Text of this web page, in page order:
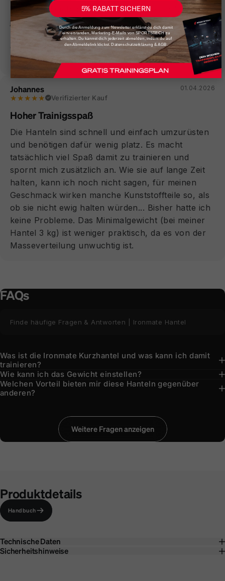
Klicks stelle ich die Gewichte ein, die ich für mein
jeweiliges Training brauche. Einfacher geht es
nicht. Wir haben sogar noch ein weiteres bestellt,
damit man nicht mal mehr umgreifen braucht.
Tolle Qualität und toller Service
Johannes
★★★★★ Verifizierter Kauf
01.04.2026
Hoher Trainigsspaß
Die Hanteln sind schnell und einfach umzurüsten
und benötigen dafür wenig platz. Es macht
tatsächlich viel Spaß damit zu trainieren und
spornt mich zusätzlich an. Wie sie auf lange Zeit
halten, kann ich noch nicht sagen, für meinen
Geschmack wirken manche Kunststoffteile so, als
ob sie nicht ewig halten würden... Bisher hatte ich
keine Probleme. Das Minimalgewicht (bei meiner
Hantel 3 kg) ist weniger praktisch, da es von der
Masseverteilung unwuchtig ist.
FAQs
Finde häufige Fragen & Antworten | Ironmate Hantel
Was ist die Ironmate Kurzhantel und was kann ich damit
trainieren?
Wie kann ich das Gewicht einstellen?
Welchen Vorteil bieten mir diese Hanteln gegenüber
anderen?
Weitere Fragen anzeigen
Produktdetails
Handbuch
Technische Daten
Sicherheitshinweise
5% RABATT SICHERN
Durch die Anmeldung zum Newsletter erklärst du dich damit
einverstanden, Marketing-E-Mails von SPORTSTECH zu
erhalten. Du kannst dich jederzeit abmelden, indem du auf
den Abmeldelink klickst. Datenschutzerklärung & AGB.